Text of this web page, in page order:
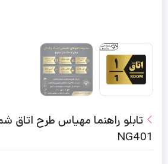
تابلو راهنما مهیاس طرح اتاق
NG401